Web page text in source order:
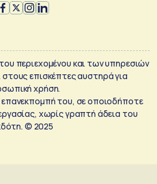
περιεχομένου και των υπηρεσιών
επισκέπτες αυστηρά για
χρήση.
του, σε οποιοδήποτε
χωρίς γραπτή άδεια του
© 2025